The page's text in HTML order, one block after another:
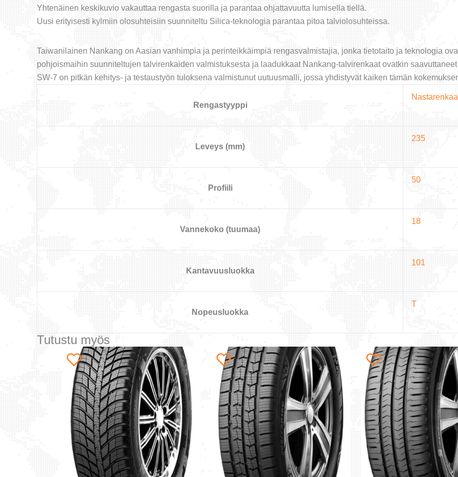
Yhtenäinen keskikuvio vakauttaa rengasta suorilla ja parantaa ohjattavuutta lumisella tiellä.
Uusi erityisesti kylmiin olosuhteisiin suunniteltu Silica-teknologia parantaa pitoa talviolosuhteissa.
Taiwanilainen Nankang on Aasian vanhimpia ja perinteikkäimpiä rengasvalmistajia, jonka tietotaito ja teknologia
pohjoismaihin suunniteltujen talvirenkaiden valmistuksesta ja laadukkaat Nankang-talvirenkaat ovatkin
SW-7 on pitkän kehitys- ja testaustyön tuloksena valmistunut uutuusmalli, jossa yhdistyvät kaiken tämän
Rengastyyppi
Leveys (mm)
235
Profiili
50
Vannekoko (tuumaa)
18
Kantavuusluokka
101
Nopeusluokka
T
Tutustu myös